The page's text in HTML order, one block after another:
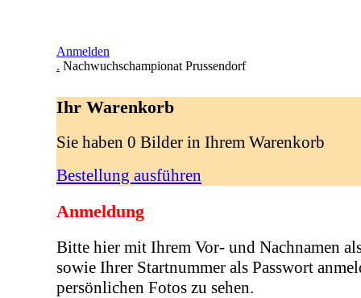
Anmelden
. Nachwuchschampionat Prussendorf
Ihr Warenkorb
Sie haben 0 Bilder in Ihrem Warenkorb
Bestellung ausführen
Anmeldung
Bitte hier mit Ihrem Vor- und Nachnamen
sowie Ihrer Startnummer als Passwort
persönlichen Fotos zu sehen.